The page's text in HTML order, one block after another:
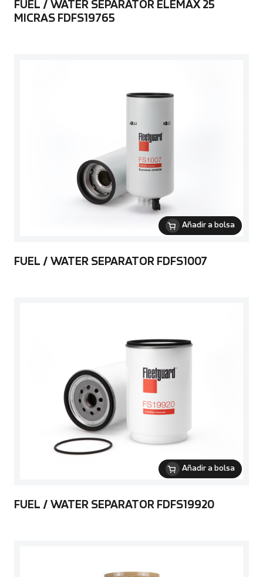
FUEL / WATER SEPARATOR ELEMAX 25
MICRAS FDFS19765
Añadir a bolsa
FUEL / WATER SEPARATOR FDFS1007
Añadir a bolsa
FUEL / WATER SEPARATOR FDFS19920